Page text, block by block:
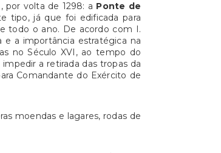
por volta de 1298: a Ponte de
tipo, já que foi edificada para
todo o ano. De acordo com I.
e a importância estratégica na
no Século XVI, ao tempo do
a retirada das tropas da
Comandante do Exército de
moendas e lagares, rodas de